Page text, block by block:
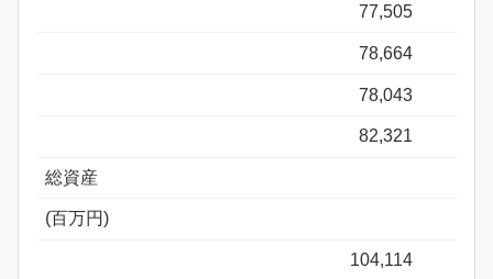
77,505
78,664
78,043
82,321
総資産
(百万円)
104,114